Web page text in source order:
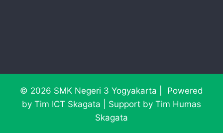
© 2026 SMK Negeri 3 Yogyakarta | Powered
by Tim ICT Skagata | Support by Tim Humas
Skagata